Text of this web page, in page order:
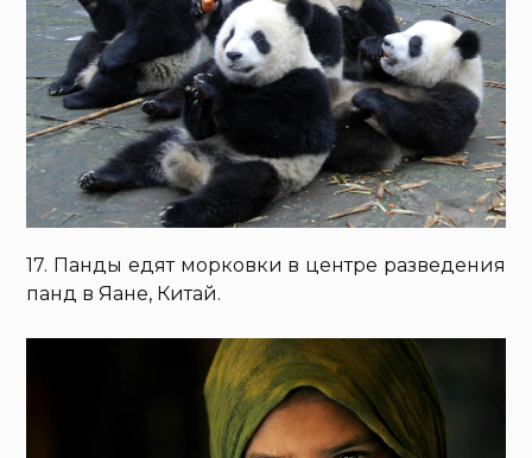
17. Панды едят морковки в центре разведения
панд в Яане, Китай.